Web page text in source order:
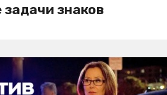
знаков